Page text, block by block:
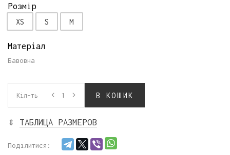
Розмір
XS S M
Матеріал
Бавовна
Кiл-ть В КОШИК
⇕ ТАБЛИЦА РАЗМЕРОВ
Поділитися: